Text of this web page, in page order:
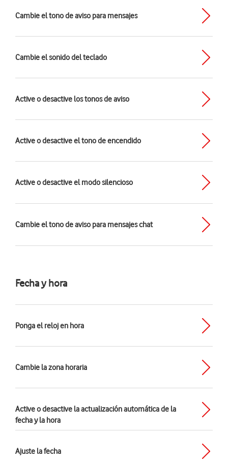
Cambie el tono de aviso para mensajes
Cambie el sonido del teclado
Active o desactive los tonos de aviso
Active o desactive el tono de encendido
Active o desactive el modo silencioso
Cambie el tono de aviso para mensajes chat
Fecha y hora
Ponga el reloj en hora
Cambie la zona horaria
Active o desactive la actualización automática de la
fecha y la hora
Ajuste la fecha